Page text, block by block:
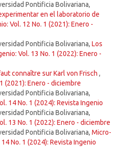
Pontificia Bolivariana,
en el laboratorio de
Vol. 12 No. 1 (2021): Enero -
Pontificia Bolivariana, Los
Vol. 13 No. 1 (2022): Enero -
connaître sur Karl von Frisch ,
(2021): Enero - diciembre
Pontificia Bolivariana,
14 No. 1 (2024): Revista Ingenio
Pontificia Bolivariana,
13 No. 1 (2022): Enero - diciembre
Pontificia Bolivariana, Micro-
No. 1 (2024): Revista Ingenio